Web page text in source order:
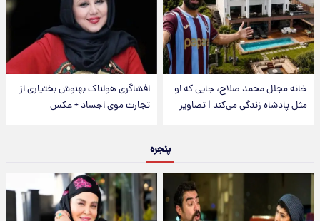
خانه مجلل محمد صلاح، جایی که او
مثل پادشاه زندگی می‌کند | تصاویر
افشاگری هولناک بهنوش بختیاری از
تجارت موی اجساد + عکس
پنجره